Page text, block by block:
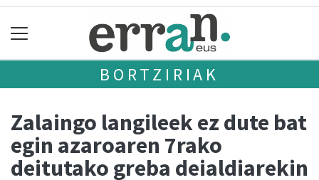
BORTZIRIAK
Zalaingo langileek ez dute bat
egin azaroaren 7rako
deitutako greba deialdiarekin